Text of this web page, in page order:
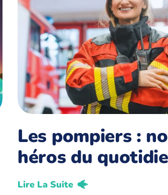
Les pompiers :
héros du
Lire La Suite